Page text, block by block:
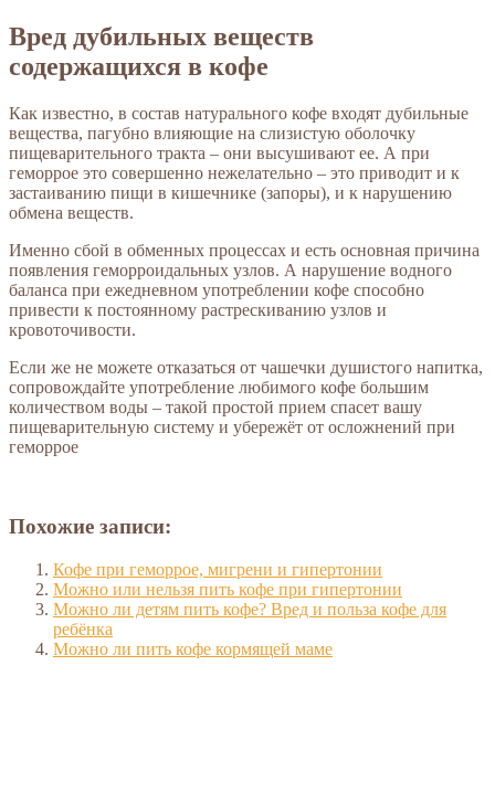
Вред дубильных веществ
содержащихся в кофе
Как известно, в состав натурального кофе входят дубильные
вещества, пагубно влияющие на слизистую оболочку
пищеварительного тракта – они высушивают ее. А при
геморрое это совершенно нежелательно – это приводит и к
застаиванию пищи в кишечнике (запоры), и к нарушению
обмена веществ.
Именно сбой в обменных процессах и есть основная причина
появления геморроидальных узлов. А нарушение водного
баланса при ежедневном употреблении кофе способно
привести к постоянному растрескиванию узлов и
кровоточивости.
Если же не можете отказаться от чашечки душистого напитка,
сопровождайте употребление любимого кофе большим
количеством воды – такой простой прием спасет вашу
пищеварительную систему и убережёт от осложнений при
геморрое
Похожие записи:
Кофе при геморрое, мигрени и гипертонии
Можно или нельзя пить кофе при гипертонии
Можно ли детям пить кофе? Вред и польза кофе для
ребёнка
Можно ли пить кофе кормящей маме